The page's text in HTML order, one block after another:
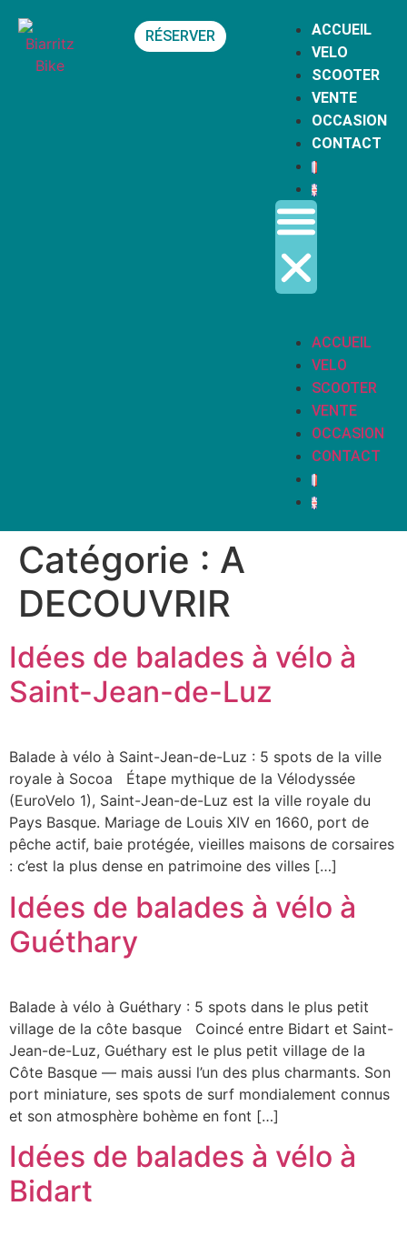
RÉSERVER
ACCUEIL
VELO
SCOOTER
VENTE
OCCASION
CONTACT
ACCUEIL
VELO
SCOOTER
VENTE
OCCASION
CONTACT
Catégorie : A
DECOUVRIR
Idées de balades à vélo à
Saint-Jean-de-Luz
Balade à vélo à Saint-Jean-de-Luz : 5 spots de la ville
royale à Socoa Étape mythique de la Vélodyssée
(EuroVelo 1), Saint-Jean-de-Luz est la ville royale du
Pays Basque. Mariage de Louis XIV en 1660, port de
pêche actif, baie protégée, vieilles maisons de corsaires
: c’est la plus dense en patrimoine des villes […]
Idées de balades à vélo à
Guéthary
Balade à vélo à Guéthary : 5 spots dans le plus petit
village de la côte basque Coincé entre Bidart et Saint-
Jean-de-Luz, Guéthary est le plus petit village de la
Côte Basque — mais aussi l’un des plus charmants. Son
port miniature, ses spots de surf mondialement connus
et son atmosphère bohème en font […]
Idées de balades à vélo à
Bidart